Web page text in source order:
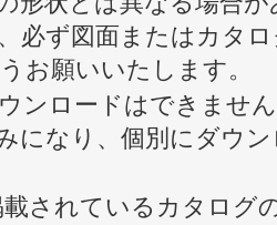
必ず図面またはカタ
お願いいたします。
ンロードはできませ
になり、個別にダウ
されているカタログ